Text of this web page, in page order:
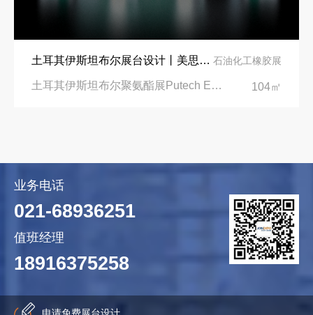
土耳其伊斯坦布尔展台设计丨美思德创新产品，打造聚氨酯行业标杆 石油化工橡胶展
土耳其伊斯坦布尔聚氨酯展Putech Eurasia|土耳其国际会展中心 104㎡
业务电话
021-68936251
值班经理
18916375258